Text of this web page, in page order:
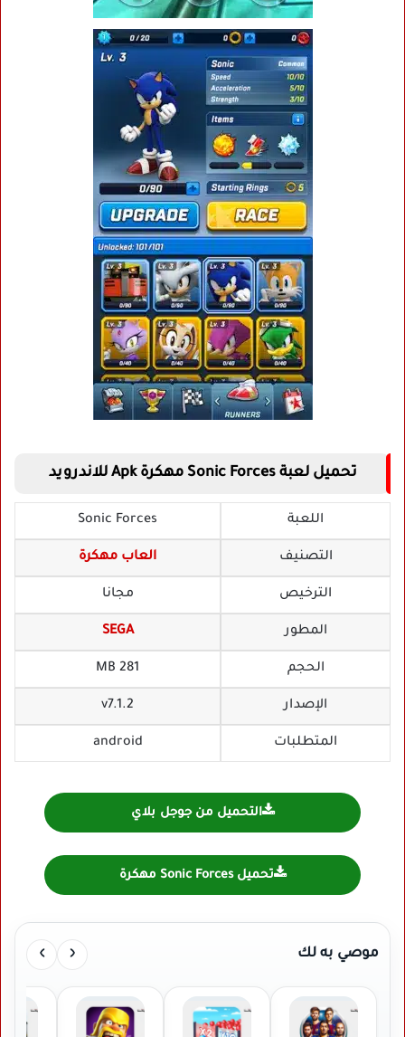
تحميل لعبة Sonic Forces مهكرة Apk للاندرويد
اللعبة Sonic Forces
التصنيف العاب مهكرة
الترخيص مجانا
المطور SEGA
الحجم 281 MB
الإصدار v7.1.2
المتطلبات android
التحميل من جوجل بلاي
تحميل Sonic Forces مهكرة
موصي به لك ‹
›